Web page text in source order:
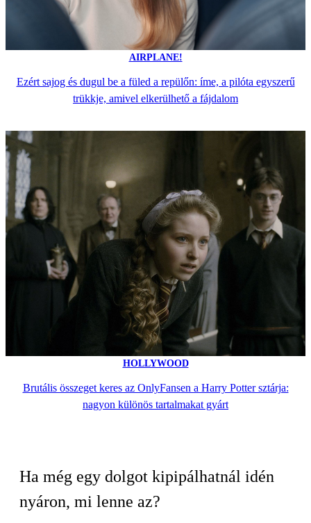
AIRPLANE!
Ezért sajog és dugul be a füled a repülőn: íme, a pilóta egyszerű
trükkje, amivel elkerülhető a fájdalom
HOLLYWOOD
Brutális összeget keres az OnlyFansen a Harry Potter sztárja:
nagyon különös tartalmakat gyárt
Ha még egy dolgot kipipálhatnál idén
nyáron, mi lenne az?